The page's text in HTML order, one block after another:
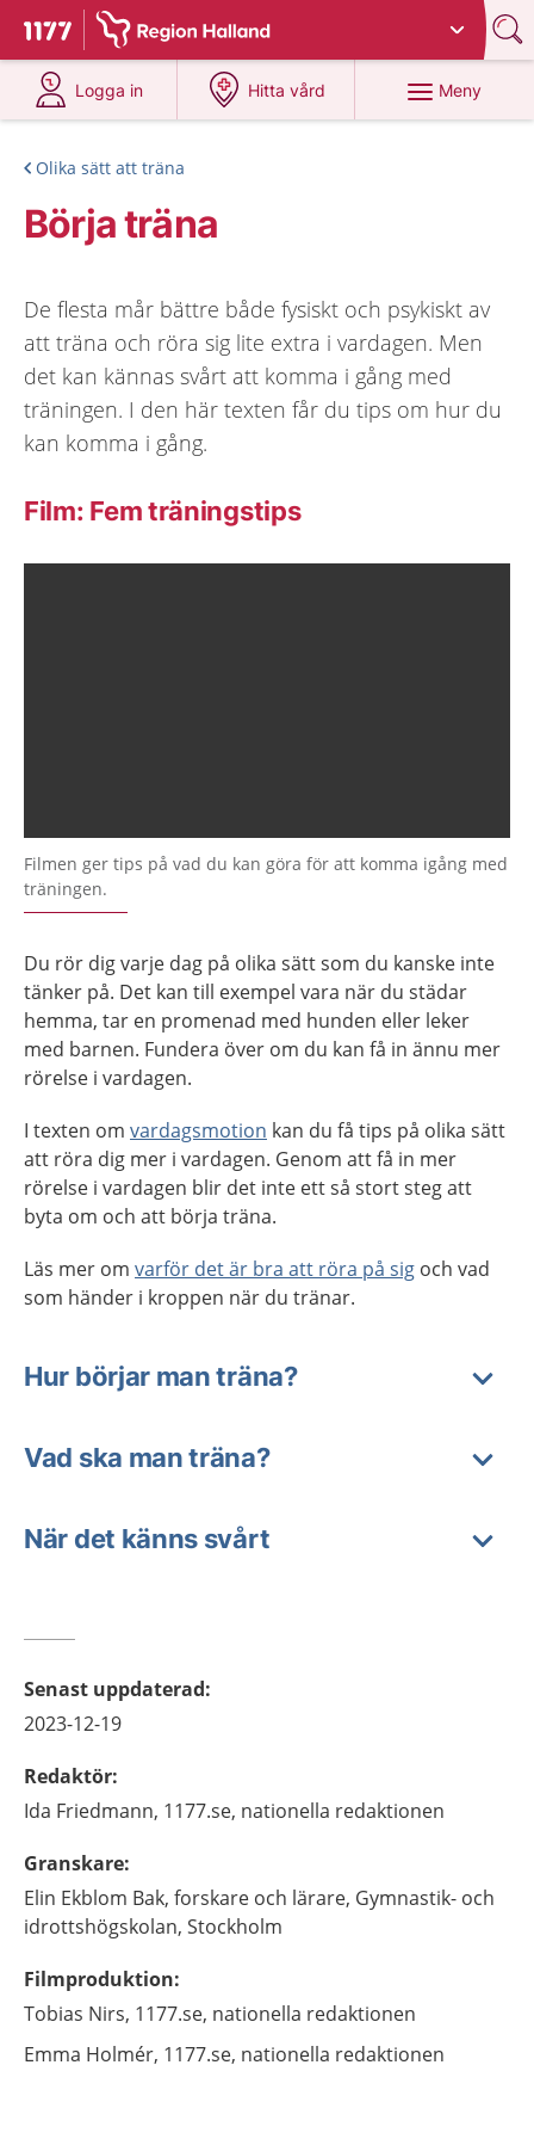
Till startsidan för 1177
Du har valt region Halland
Logga in
på 1177.se
Hitta vård
på 1177.se
Meny
Olika sätt att träna
Börja träna
De flesta mår bättre både fysiskt och psykiskt av
att träna och röra sig lite extra i vardagen. Men
det kan kännas svårt att komma i gång med
träningen. I den här texten får du tips om hur du
kan komma i gång.
Film: Fem träningstips
Filmen ger tips på vad du kan göra för att komma igång med
träningen.
Du rör dig varje dag på olika sätt som du kanske inte
tänker på. Det kan till exempel vara när du städar
hemma, tar en promenad med hunden eller leker
med barnen. Fundera över om du kan få in ännu mer
rörelse i vardagen.
I texten om vardagsmotion kan du få tips på olika sätt
att röra dig mer i vardagen. Genom att få in mer
rörelse i vardagen blir det inte ett så stort steg att
byta om och att börja träna.
Läs mer om varför det är bra att röra på sig och vad
som händer i kroppen när du tränar.
Hur börjar man träna?
Vad ska man träna?
När det känns svårt
Senast uppdaterad:
2023-12-19
Redaktör:
Ida Friedmann, 1177.se, nationella redaktionen
Granskare:
Elin Ekblom Bak, forskare och lärare, Gymnastik- och
idrottshögskolan, Stockholm
Filmproduktion:
Tobias Nirs, 1177.se, nationella redaktionen
Emma Holmér, 1177.se, nationella redaktionen